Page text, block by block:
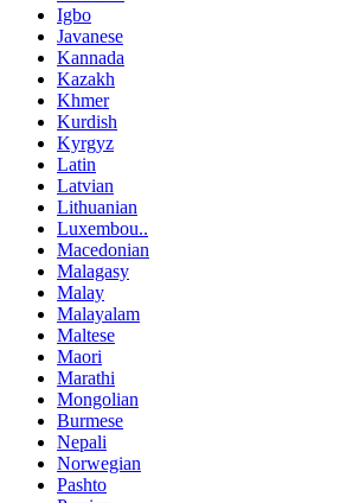
Igbo
Javanese
Kannada
Kazakh
Khmer
Kurdish
Kyrgyz
Latin
Latvian
Lithuanian
Luxembou..
Macedonian
Malagasy
Malay
Malayalam
Maltese
Maori
Marathi
Mongolian
Burmese
Nepali
Norwegian
Pashto